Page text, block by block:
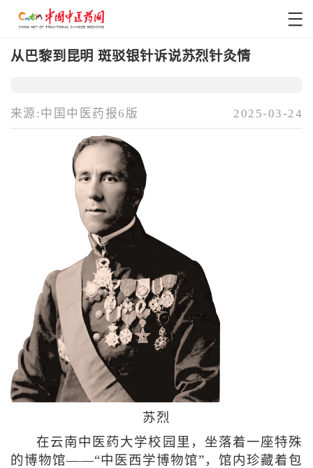
从巴黎到昆明 斑驳银针诉说苏烈针灸情
来源:中国中医药报6版 2025-03-24
苏烈
在云南中医药大学校园里，坐落着一座特殊
的博物馆——“中医西学博物馆”，馆内珍藏着包